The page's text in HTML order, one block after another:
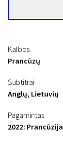
Kalbos
Prancūzų
Subtitrai
Anglų, Lietuvių
Pagamintas
2022: Prancūzija